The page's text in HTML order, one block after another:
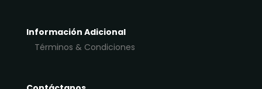
Información Adicional
Términos & Condiciones